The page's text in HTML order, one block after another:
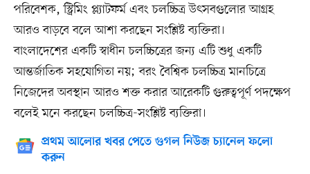
পরিবেশক, স্ট্রিমিং প্ল্যাটফর্ম এবং চলচ্চিত্র উৎসবগুলোর আগ্রহ
আরও বাড়বে বলে আশা করছেন সংশ্লিষ্ট ব্যক্তিরা।
বাংলাদেশের একটি স্বাধীন চলচ্চিত্রের জন্য এটি শুধু একটি
আন্তর্জাতিক সহযোগিতা নয়; বরং বৈশ্বিক চলচ্চিত্র মানচিত্রে
নিজেদের অবস্থান আরও শক্ত করার আরেকটি গুরুত্বপূর্ণ পদক্ষেপ
বলেই মনে করছেন চলচ্চিত্র-সংশ্লিষ্ট ব্যক্তিরা।
প্রথম আলোর খবর পেতে গুগল নিউজ চ্যানেল ফলো
করুন